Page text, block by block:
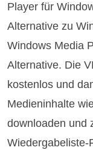
Player für
Alternative zu
Windows Media
Alternative. Die
kostenlos und
Medieninhalte
downloaden und
Wiedergabeliste-